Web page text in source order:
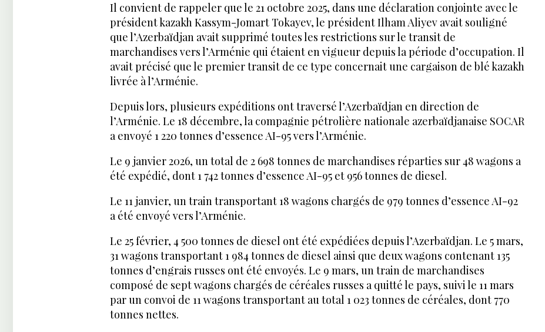
Il convient de rappeler que le 21 octobre 2025, dans une déclaration conjointe avec le
président kazakh Kassym-Jomart Tokayev, le président Ilham Aliyev avait souligné
que l’Azerbaïdjan avait supprimé toutes les restrictions sur le transit de
marchandises vers l’Arménie qui étaient en vigueur depuis la période d’occupation. Il
avait précisé que le premier transit de ce type concernait une cargaison de blé kazakh
livrée à l’Arménie.
Depuis lors, plusieurs expéditions ont traversé l’Azerbaïdjan en direction de
l’Arménie. Le 18 décembre, la compagnie pétrolière nationale azerbaïdjanaise SOCAR
a envoyé 1 220 tonnes d’essence AI-95 vers l’Arménie.
Le 9 janvier 2026, un total de 2 698 tonnes de marchandises réparties sur 48 wagons a
été expédié, dont 1 742 tonnes d’essence AI-95 et 956 tonnes de diesel.
Le 11 janvier, un train transportant 18 wagons chargés de 979 tonnes d’essence AI-92
a été envoyé vers l’Arménie.
Le 25 février, 4 500 tonnes de diesel ont été expédiées depuis l’Azerbaïdjan. Le 5 mars,
31 wagons transportant 1 984 tonnes de diesel ainsi que deux wagons contenant 135
tonnes d’engrais russes ont été envoyés. Le 9 mars, un train de marchandises
composé de sept wagons chargés de céréales russes a quitté le pays, suivi le 11 mars
par un convoi de 11 wagons transportant au total 1 023 tonnes de céréales, dont 770
tonnes nettes.